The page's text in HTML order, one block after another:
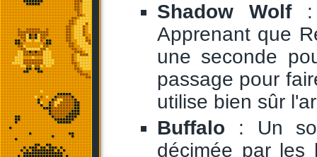
Shadow Wolf:
Apprenant que
une seconde
passage pour
utilise bien sûr
Buffalo : Un
décimée par les